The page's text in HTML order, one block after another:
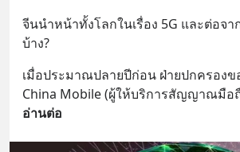
จีนนำหน้าทั้งโลกในเรื่อง 5G และต่อจา
บ้าง?
เมื่อประมาณปลายปีก่อน ฝ่ายปกครองข
China Mobile (ผู้ให้บริการสัญญาณมื
อ่านต่อ